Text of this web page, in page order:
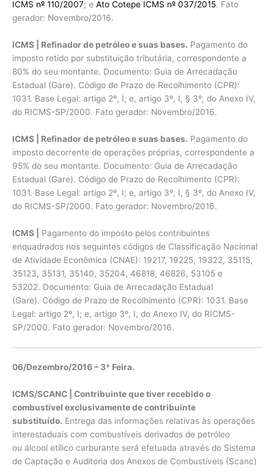
ICMS nº 110/2007; e Ato Cotepe ICMS nº 037/2015. Fato
gerador: Novembro/2016.
ICMS | Refinador de petróleo e suas bases. Pagamento do
imposto retido por substituição tributária, correspondente a
80% do seu montante. Documento: Guia de Arrecadação
Estadual (Gare). Código de Prazo de Recolhimento (CPR):
1031. Base Legal: artigo 2º, I; e, artigo 3º, I, § 3º, do Anexo IV,
do RICMS-SP/2000. Fato gerador: Novembro/2016.
ICMS | Refinador de petróleo e suas bases. Pagamento do
imposto decorrente de operações próprias, correspondente a
95% do seu montante. Documento: Guia de Arrecadação
Estadual (Gare). Código de Prazo de Recolhimento (CPR):
1031. Base Legal: artigo 2º, I; e, artigo 3º, I, § 3º, do Anexo IV,
do RICMS-SP/2000. Fato gerador: Novembro/2016.
ICMS |
Pagamento do imposto pelos contribuintes
enquadrados nos seguintes códigos de Classificação Nacional
de Atividade Econômica (CNAE): 19217, 19225, 19322, 35115,
35123, 35131, 35140, 35204, 46818, 46826, 53105 e
53202. Documento: Guia de Arrecadação Estadual
(Gare). Código de Prazo de Recolhimento (CPR): 1031. Base
Legal: artigo 2º, I; e, artigo 3º, I, do Anexo IV, do RICMS-
SP/2000. Fato gerador: Novembro/2016.
06/Dezembro/2016 – 3ª Feira.
ICMS/SCANC | Contribuinte que tiver recebido o
combustível exclusivamente de contribuinte
substituído. Entrega das informações relativas às operações
interestaduais com combustíveis derivados de petróleo
ou álcool etílico carburante será efetuada através do Sistema
de Captação e Auditoria dos Anexos de Combustíveis (Scanc)